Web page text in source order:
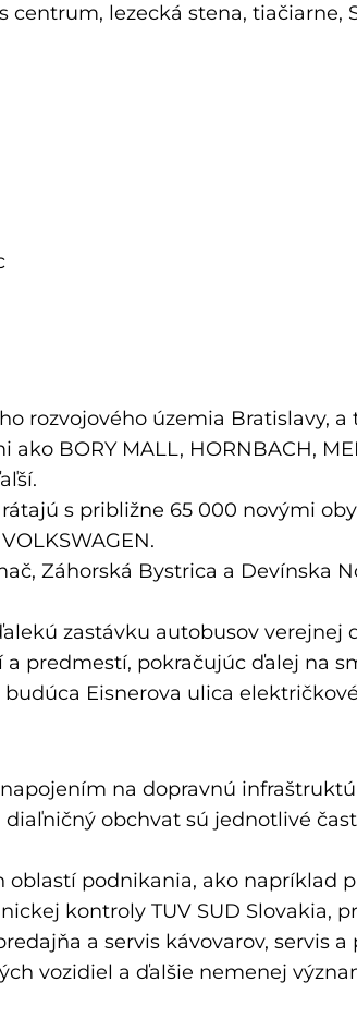
lezecká stena, tiačiarne,
rozvojového územia Bratislavy, a
BORY MALL, HORNBACH,
s približne 65 000 novými
Záhorská Bystrica a Devínska
zastávku autobusov verejnej
predmestí, pokračujúc ďalej na
Eisnerova ulica
na dopravnú
obchvat sú jednotlivé
oblastí podnikania, ako napríklad
kontroly TUV SUD Slovakia,
a servis kávovarov, servis
vozidiel a ďalšie nemenej